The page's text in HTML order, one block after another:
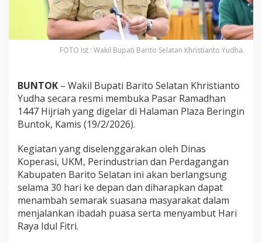
FOTO Ist.: Wakil Bupati Barito Selatan Khristianto Yudha.
BUNTOK – Wakil Bupati Barito Selatan Khristianto
Yudha secara resmi membuka Pasar Ramadhan
1447 Hijriah yang digelar di Halaman Plaza Beringin
Buntok, Kamis (19/2/2026).
Kegiatan yang diselenggarakan oleh Dinas
Koperasi, UKM, Perindustrian dan Perdagangan
Kabupaten Barito Selatan ini akan berlangsung
selama 30 hari ke depan dan diharapkan dapat
menambah semarak suasana masyarakat dalam
menjalankan ibadah puasa serta menyambut Hari
Raya Idul Fitri.